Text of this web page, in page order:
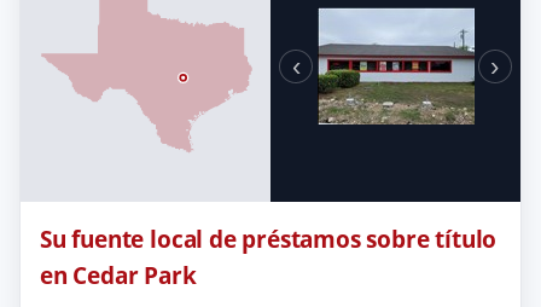
‹ ›
Su fuente local de préstamos sobre título
en Cedar Park